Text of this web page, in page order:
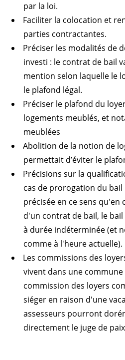
par la loi.
Faciliter la colocation et
parties contractantes.
Préciser les modalités de
investi : le contrat de bail
mention selon laquelle le
le plafond légal.
Préciser le plafond du
logements meublés, et
meublées
Abolition de la notion de
permettait d’éviter le
Précisions sur la
cas de prorogation du bail
précisée en ce sens qu'en
d'un contrat de bail, le
à durée indéterminée (et
comme à l'heure actuelle).
Les commissions des
vivent dans une
commission des loyers
siéger en raison d'une
assesseurs pourront
directement le juge de